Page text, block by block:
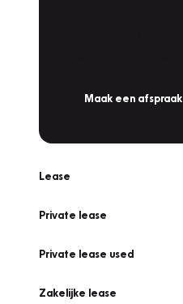
Maak een afspraak
Lease
Private lease
Private lease used
Zakelijke lease